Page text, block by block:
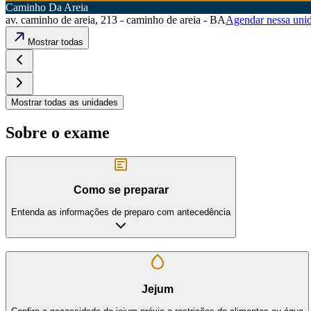
Caminho Da Areia
av. caminho de areia, 213 - caminho de areia - BAAgendar nessa
Mostrar todas
Mostrar todas as unidades
Sobre o exame
Como se preparar
Entenda as informações de preparo com antecedência
Jejum